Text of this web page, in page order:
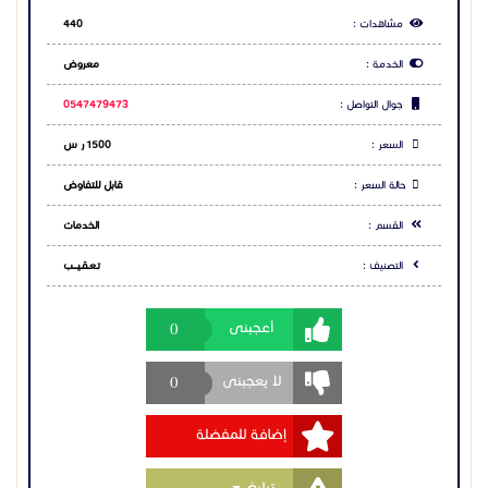
مشاهدات : 440
الخدمة : معروض
جوال التواصل : 0547479473
السعر : 1500 ر س
حالة السعر : قابل للتفاوض
القسم : الخدمات
التصنيف : تـعـقـيــــب
أعجبنى 0
لا يعجبنى 0
إضافة للمفضلة